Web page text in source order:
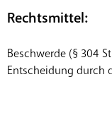
Rechtsmittel:
Beschwerde (§ 304
Entscheidung durch